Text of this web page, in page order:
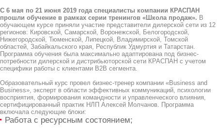
С 6 мая по 21 июня 2019 года специалисты компании КРАСПАН
прошли обучение в рамках серии тренингов «Школа продаж». В
обучающем курсе приняли участие представители дилерской сети из 12
регионов: Кировской, Самарской, Воронежской, Белогородской,
Нижегородской, Тюменской, Липецкой, Владимирской, Томской
областей, Забайкальского края, Республик Удмуртия и Татарстан.
Программа обучения была максимально адаптирована под бизнес-
потребности дилерской и дистрибьюторской сети КРАСПАН с учетом
специфики работы с клиентами B2B сегмента.
Образовательный курс провел бизнес-тренер компании «Business and
Business», эксперт в области эффективных коммуникаций, психологии
восприятия, формирования командности и управленческого влияния,
сертифицированный практик НЛП Алексей Молчанов. Программа
включала следующие блоки:
Работа с ресурсным состоянием;